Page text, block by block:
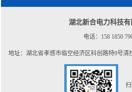
湖北新合电力科技有
电话：158 1850
地址：湖北省孝感市临空经济区科创路特9号清